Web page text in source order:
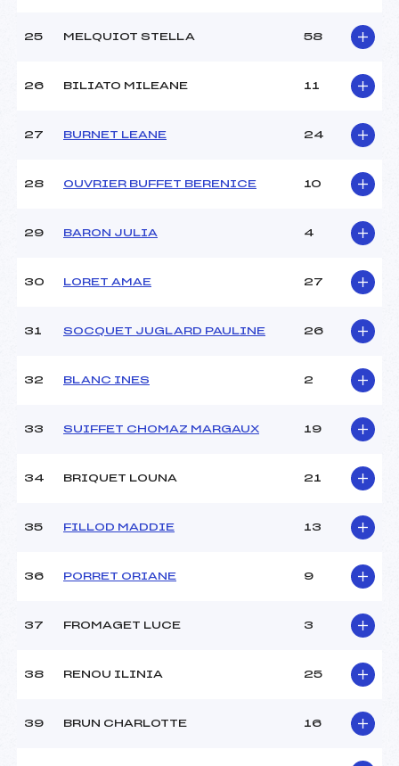
25 MELQUIOT STELLA 58
26 BILIATO MILEANE 11
27 BURNET LEANE 24
28 OUVRIER BUFFET BERENICE 10
29 BARON JULIA 4
30 LORET AMAE 27
31 SOCQUET JUGLARD PAULINE 26
32 BLANC INES 2
33 SUIFFET CHOMAZ MARGAUX 19
34 BRIQUET LOUNA 21
35 FILLOD MADDIE 13
36 PORRET ORIANE 9
37 FROMAGET LUCE 3
38 RENOU ILINIA 25
39 BRUN CHARLOTTE 16